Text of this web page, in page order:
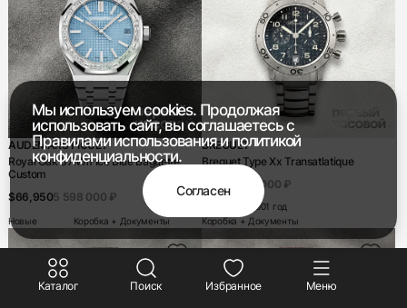
+7 916 221-22-37
Мы насвязи 08:00 — 19:00
Каталог Поиск Избранное Меню
AUDEMARS PIGUET
Royal Oak 37Mm Ice Blue Baguette
Custom
$66,9505 598 000 ₽
Новые Коробка + Документы
BREGUET
Breguet Type Xx Transatlatique
561 000 ₽
2001 год
Коробка + Документы
Мы используем cookies. Продолжая
использовать сайт, вы соглашаетесь с
Правилами использованияиполитикой
конфиденциальности.
Согласен